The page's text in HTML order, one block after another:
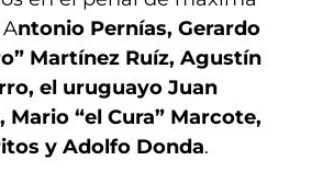
ntonio Pernías, Gerardo
Martínez Ruíz, Agustín
el uruguayo Juan
Mario “el Cura” Marcote,
y Adolfo Donda.